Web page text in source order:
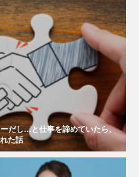
だし…と仕事を諦めていたら、
た話